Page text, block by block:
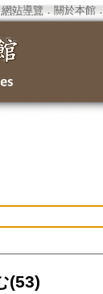
網站導覽 ． 關於本館．
(53)